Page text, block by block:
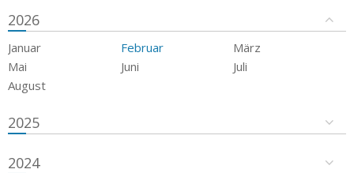
2026
Januar Februar
März
Mai
Juni
Juli
August
2025
2024